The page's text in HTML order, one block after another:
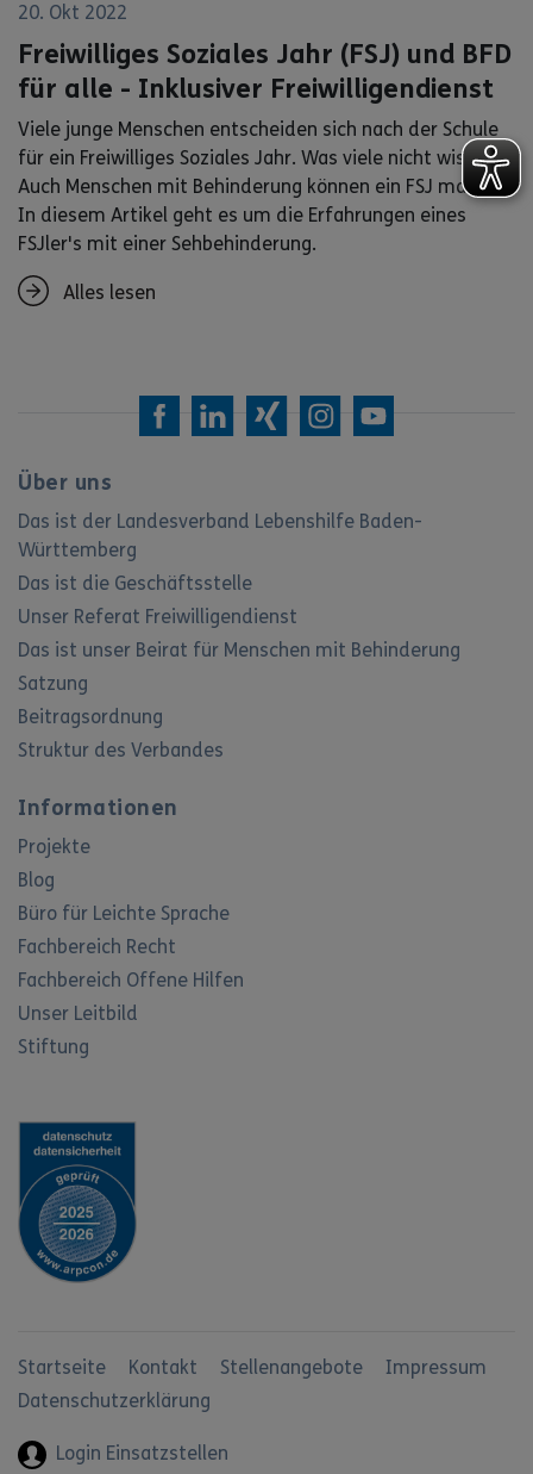
20. Okt 2022
Freiwilliges Soziales Jahr (FSJ) und BFD
für alle - Inklusiver Freiwilligendienst
Viele junge Menschen entscheiden sich nach der Schule
für ein Freiwilliges Soziales Jahr. Was viele nicht wissen:
Auch Menschen mit Behinderung können ein FSJ machen!
In diesem Artikel geht es um die Erfahrungen eines
FSJler's mit einer Sehbehinderung.
Alles lesen
Über uns
Das ist der Landesverband Lebenshilfe Baden-
Württemberg
Das ist die Geschäftsstelle
Unser Referat Freiwilligendienst
Das ist unser Beirat für Menschen mit Behinderung
Satzung
Beitragsordnung
Struktur des Verbandes
Informationen
Projekte
Blog
Büro für Leichte Sprache
Fachbereich Recht
Fachbereich Offene Hilfen
Unser Leitbild
Stiftung
Startseite Kontakt Stellenangebote
Impressum
Datenschutzerklärung
Login Einsatzstellen